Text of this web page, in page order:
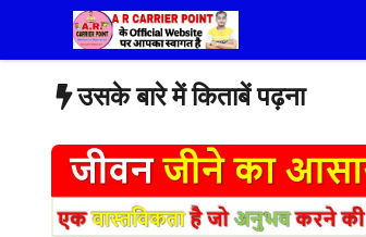
content
उसके बारे में किताबें पढ़ना